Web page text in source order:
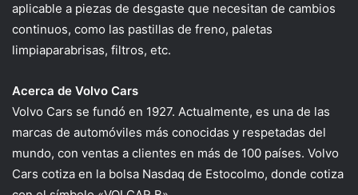
aplicable a piezas de desgaste que necesitan de cambios
continuos, como las pastillas de freno, paletas
limpiaparabrisas, filtros, etc.
Acerca de Volvo Cars
Volvo Cars se fundó en 1927. Actualmente, es una de las
marcas de automóviles más conocidas y respetadas del
mundo, con ventas a clientes en más de 100 países. Volvo
Cars cotiza en la bolsa Nasdaq de Estocolmo, donde cotiza